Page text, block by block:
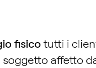
fisicotutti i
affetto